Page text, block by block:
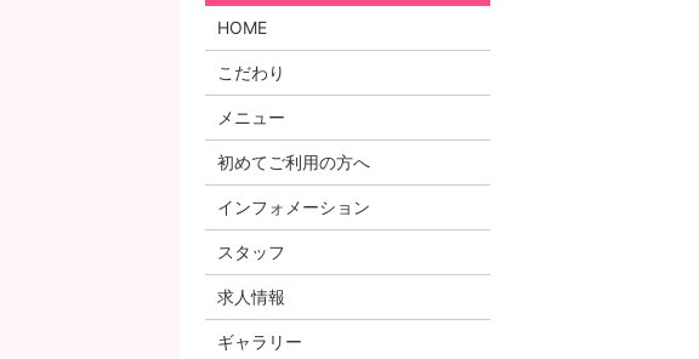
HOME
こだわり
メニュー
初めてご利用の方へ
インフォメーション
スタッフ
求人情報
ギャラリー